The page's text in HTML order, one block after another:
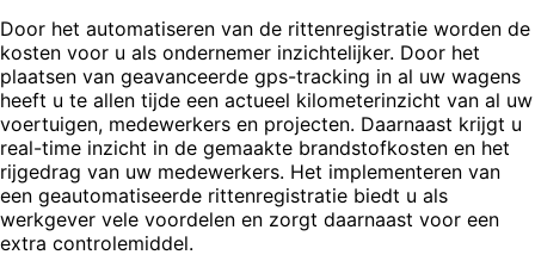
Door het automatiseren van de rittenregistratie worden de
kosten voor u als ondernemer inzichtelijker. Door het
plaatsen van geavanceerde gps-tracking in al uw wagens
heeft u te allen tijde een actueel kilometerinzicht van al uw
voertuigen, medewerkers en projecten. Daarnaast krijgt u
real-time inzicht in de gemaakte brandstofkosten en het
rijgedrag van uw medewerkers. Het implementeren van
een geautomatiseerde rittenregistratie biedt u als
werkgever vele voordelen en zorgt daarnaast voor een
extra controlemiddel.